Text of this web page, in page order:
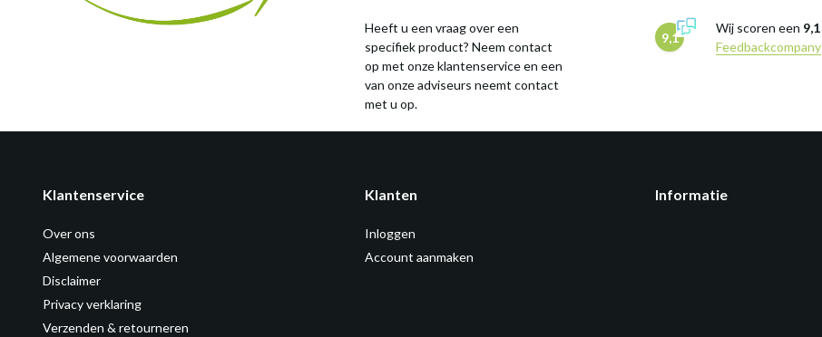
Heeft u een vraag over een
specifiek product? Neem contact
op met onze klantenservice en een
van onze adviseurs neemt contact
met u op.
9,1
Wij scoren een 9,1
Feedbackcompany
Klantenservice
Over ons
Algemene voorwaarden
Disclaimer
Privacy verklaring
Verzenden & retourneren
Klanten
Inloggen
Account aanmaken
Informatie